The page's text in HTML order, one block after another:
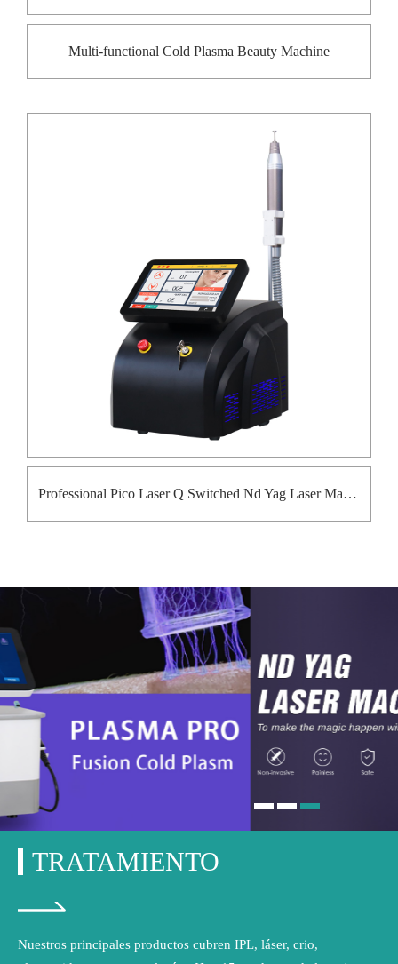
Multi-functional Cold Plasma Beauty Machine
Professional Pico Laser Q Switched Nd Yag Laser Machine
TRATAMIENTO
Nuestros principales productos cubren IPL, láser, crio,